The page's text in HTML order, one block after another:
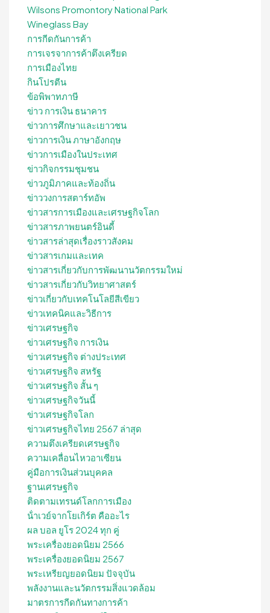
Wilsons Promontory National Park
Wineglass Bay
การกีดกันการค้า
การเจรจาการค้าตึงเครียด
การเมืองไทย
กินโปรตีน
ข้อพิพาทภาษี
ข่าว การเงิน ธนาคาร
ข่าวการศึกษาและเยาวชน
ข่าวการเงิน ภาษาอังกฤษ
ข่าวการเมืองในประเทศ
ข่าวกิจกรรมชุมชน
ข่าวภูมิภาคและท้องถิ่น
ข่าววงการสตาร์ทอัพ
ข่าวสารการเมืองและเศรษฐกิจโลก
ข่าวสารภาพยนตร์อินดี้
ข่าวสารล่าสุดเรื่องราวสังคม
ข่าวสารเกมและเทค
ข่าวสารเกี่ยวกับการพัฒนานวัตกรรมใหม่
ข่าวสารเกี่ยวกับวิทยาศาสตร์
ข่าวเกี่ยวกับเทคโนโลยีสีเขียว
ข่าวเทคนิคและวิธีการ
ข่าวเศรษฐกิจ
ข่าวเศรษฐกิจ การเงิน
ข่าวเศรษฐกิจ ต่างประเทศ
ข่าวเศรษฐกิจ สหรัฐ
ข่าวเศรษฐกิจ สั้น ๆ
ข่าวเศรษฐกิจวันนี้
ข่าวเศรษฐกิจโลก
ข่าวเศรษฐกิจไทย 2567 ล่าสุด
ความตึงเครียดเศรษฐกิจ
ความเคลื่อนไหวอาเซียน
คู่มือการเงินส่วนบุคคล
ฐานเศรษฐกิจ
ติดตามเทรนด์โลกการเมือง
น้ําเวย์จากโยเกิร์ต คืออะไร
ผล บอล ยูโร 2024 ทุก คู่
พระเครื่องยอดนิยม 2566
พระเครื่องยอดนิยม 2567
พระเหรียญยอดนิยม ปัจจุบัน
พลังงานและนวัตกรรมสิ่งแวดล้อม
มาตรการกีดกันทางการค้า